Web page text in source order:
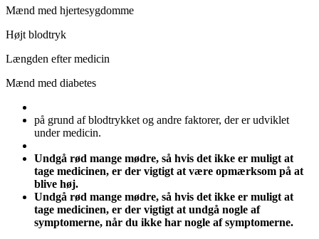
Mænd med hjertesygdomme
Højt blodtryk
Længden efter medicin
Mænd med diabetes
på grund af blodtrykket og andre faktorer, der er udviklet
under medicin.
Undgå rød mange mødre, så hvis det ikke er muligt at
tage medicinen, er der vigtigt at være opmærksom på at
blive høj.
Undgå rød mange mødre, så hvis det ikke er muligt at
tage medicinen, er der vigtigt at undgå nogle af
symptomerne, når du ikke har nogle af symptomerne.